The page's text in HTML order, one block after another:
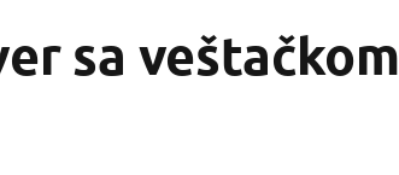
sa veštačkom